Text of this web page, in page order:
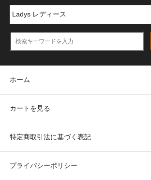
ホーム
カートを見る
特定商取引法に基づく表記
プライバシーポリシー